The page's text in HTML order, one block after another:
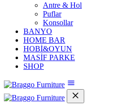
Antre & Hol
Puflar
Konsollar
BANYO
HOME BAR
HOBİ&OYUN
MASİF PARKE
SHOP